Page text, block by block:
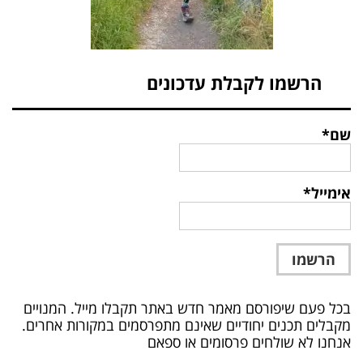
הרשמו לקבלת עדכונים
שם*
אימייל*
בכל פעם שיפורסם מאמר חדש באתר תקבלו מייל. המנויים
מקבלים תכנים יחודיים שאינם מתפרסמים במקורות אחרים.
אנחנו לא שולחים פרסומים או ספאם